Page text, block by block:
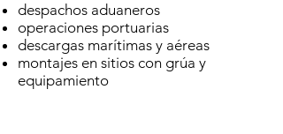
despachos aduaneros
operaciones portuarias
descargas marítimas y aéreas
montajes en sitios con grúa y
equipamiento